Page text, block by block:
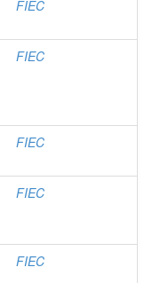
FIEC
FIEC
FIEC
FIEC
FIEC